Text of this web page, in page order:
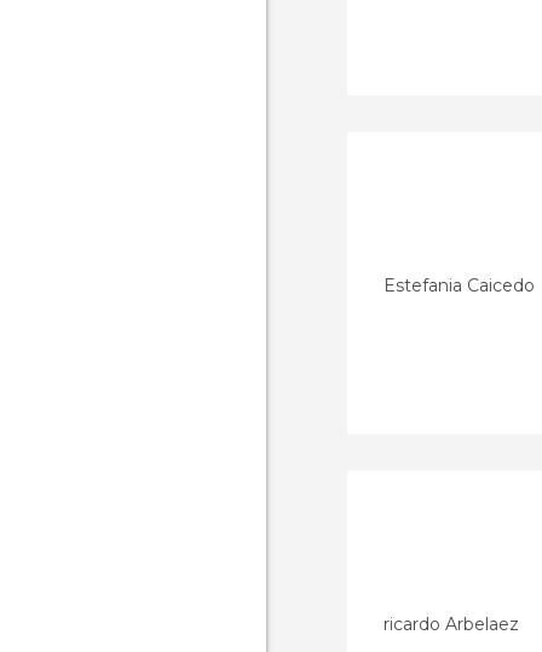
Estefania Caicedo
ricardo Arbelaez